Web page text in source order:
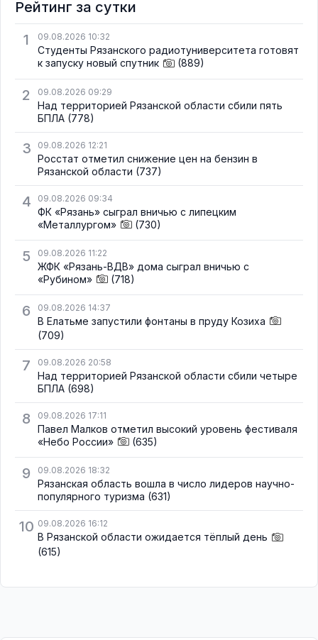
Рейтинг за сутки
1
09.08.2026 10:32
Студенты Рязанского радиотуниверситета готовят
к запуску новый спутник
(889)
2 09.08.2026 09:29
Над территорией Рязанской области сбили пять
БПЛА (778)
3 09.08.2026 12:21
Росстат отметил снижение цен на бензин в
Рязанской области (737)
4 09.08.2026 09:34
ФК «Рязань» сыграл вничью с липецким
«Металлургом»
(730)
5 09.08.2026 11:22
ЖФК «Рязань-ВДВ» дома сыграл вничью с
«Рубином»
(718)
6 09.08.2026 14:37
В Елатьме запустили фонтаны в пруду Козиха
(709)
7 09.08.2026 20:58
Над территорией Рязанской области сбили четыре
БПЛА (698)
8 09.08.2026 17:11
Павел Малков отметил высокий уровень фестиваля
«Небо России»
(635)
9 09.08.2026 18:32
Рязанская область вошла в число лидеров научно-
популярного туризма (631)
10 09.08.2026 16:12
В Рязанской области ожидается тёплый день
(615)